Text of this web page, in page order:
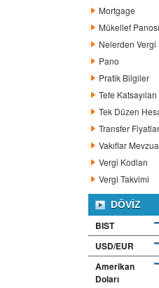
Mortgage
Mükellef
Nelerden Vergi
Pano
Pratik Bilgiler
Tefe Katsayıları
Tek Düzen
Transfer
Vakıflar
Vergi Kodları
Vergi Takvimi
DÖVIZ
BIST
USD/EUR
Amerikan
Doları